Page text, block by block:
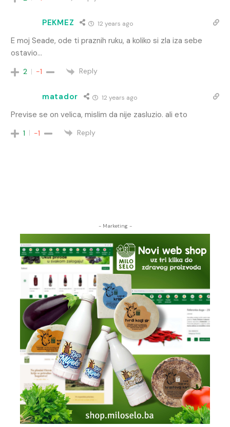
PEKMEZ 12 years ago
E moj Seade, ode ti praznih ruku, a koliko si zla iza sebe
ostavio…
2 -1 Reply
matador 12 years ago
Previse se on velica, mislim da nije zasluzio. ali eto
1 -1 Reply
- Marketing -